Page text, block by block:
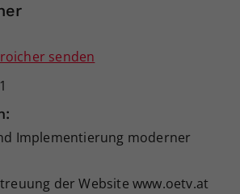
senden
Implementierung moderner
der Website www.oetv.at